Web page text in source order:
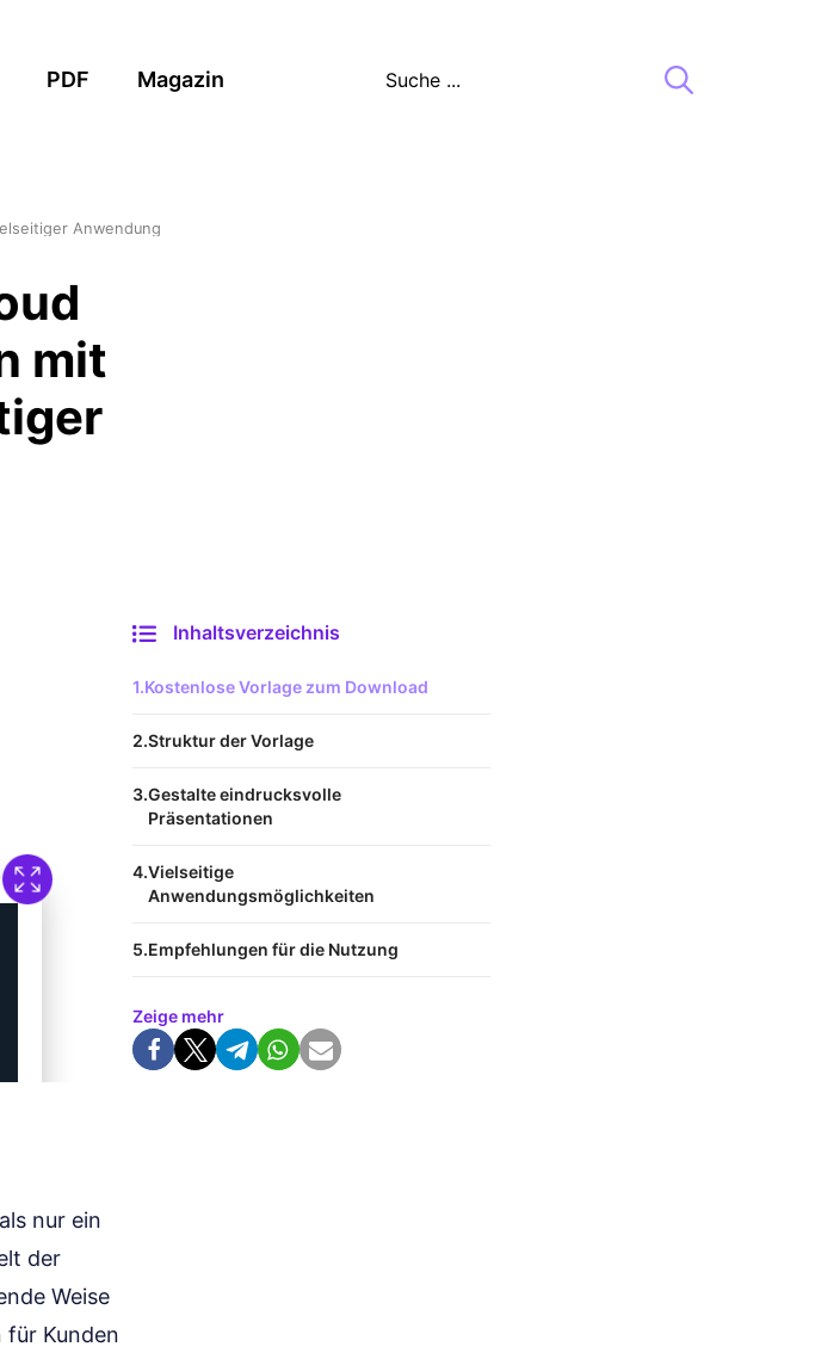
PDF Magazin
Anwendung
mit
nur ein
der
Weise
für Kunden
Inhaltsverzeichnis
Kostenlose Vorlage zum Download
Struktur der Vorlage
Gestalte eindrucksvolle
Präsentationen
Vielseitige
Anwendungsmöglichkeiten
Empfehlungen für die Nutzung
Zeige mehr